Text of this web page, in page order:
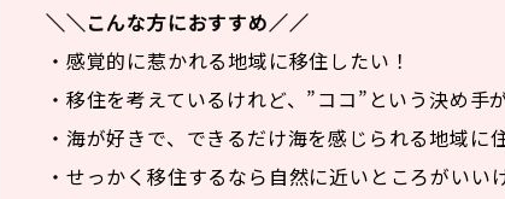
＼＼こんな方におすすめ／／
・感覚的に惹かれる地域に移住したい！
・移住を考えているけれど、”ココ”という決め手
・海が好きで、できるだけ海を感じられる地域に
・せっかく移住するなら自然に近いところがい